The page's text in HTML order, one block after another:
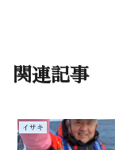
関連記事
イサキ